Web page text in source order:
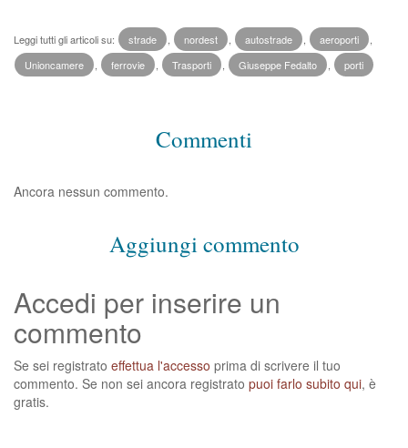
Leggi tutti gli articoli su: strade nordest autostrade aeroporti
Unioncamere
ferrovie Trasporti Giuseppe Fedalto porti
Commenti
Ancora nessun commento.
Aggiungi commento
Accedi per inserire un
commento
Se sei registrato effettua l'accesso prima di scrivere il tuo
commento. Se non sei ancora registrato puoi farlo subito qui, è
gratis.